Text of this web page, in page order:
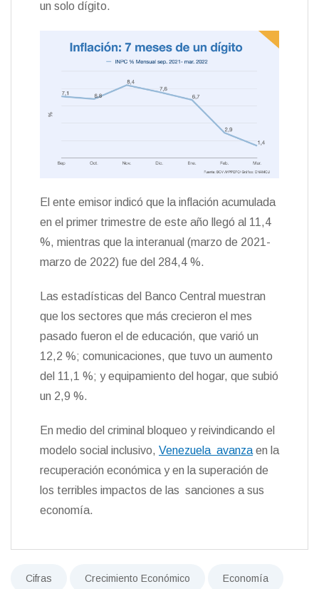
un solo dígito.
El ente emisor indicó que la inflación acumulada
en el primer trimestre de este año llegó al 11,4
%, mientras que la interanual (marzo de 2021-
marzo de 2022) fue del 284,4 %.
Las estadísticas del Banco Central muestran
que los sectores que más crecieron el mes
pasado fueron el de educación, que varió un
12,2 %; comunicaciones, que tuvo un aumento
del 11,1 %; y equipamiento del hogar, que subió
un 2,9 %.
En medio del criminal bloqueo y reivindicando el
modelo social inclusivo, Venezuela avanza en la
recuperación económica y en la superación de
los terribles impactos de las sanciones a sus
economía.
Cifras Crecimiento Económico Economía